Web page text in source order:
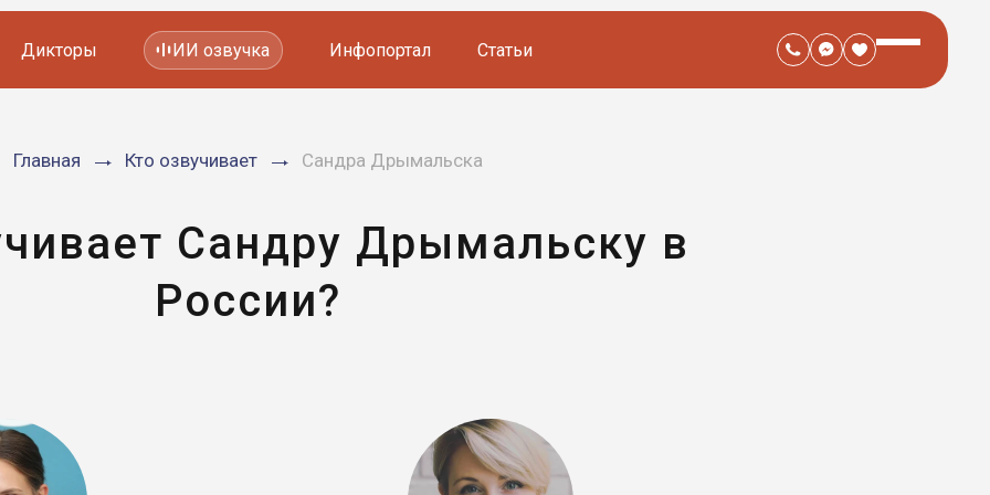
Мультфильмов
Дикторы ИИ озвучка Инфопортал Статьи
Главная Кто озвучивает Сандра Дрымальска
Сандру Дрымальску в
России?